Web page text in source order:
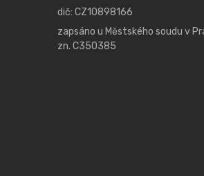
dič: CZ10898166
zapsáno u Městského soudu v
zn. C350385